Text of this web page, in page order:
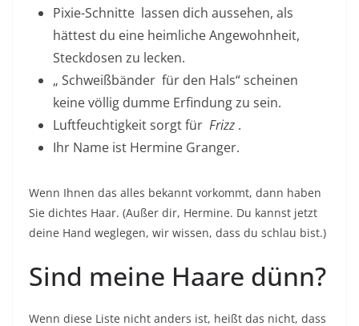
Pixie-Schnitte lassen dich aussehen, als
hättest du eine heimliche Angewohnheit,
Steckdosen zu lecken.
„ Schweißbänder für den Hals“ scheinen
keine völlig dumme Erfindung zu sein.
Luftfeuchtigkeit sorgt für Frizz .
Ihr Name ist Hermine Granger.
Wenn Ihnen das alles bekannt vorkommt, dann haben
Sie dichtes Haar. (Außer dir, Hermine. Du kannst jetzt
deine Hand weglegen, wir wissen, dass du schlau bist.)
Sind meine Haare dünn?
Wenn diese Liste nicht anders ist, heißt das nicht, dass